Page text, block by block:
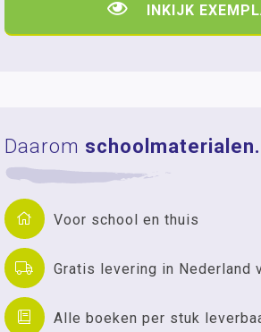
INKIJK
Daarom
Voor school en thuis
Gratis levering in Nederland
Alle boeken per stuk